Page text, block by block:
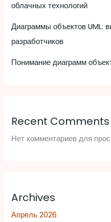
облачных технологий
Диаграммы объектов UML:
разработчиков
Понимание диаграмм
Recent Comments
Нет комментариев для
Archives
Апрель 2026